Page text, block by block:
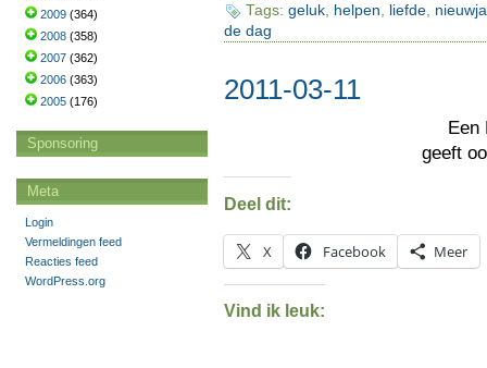
Tags: geluk, helpen, liefde,
de dag
2011-03-11
Een
geeft
Deel dit:
X Facebook Meer
Vind ik leuk:
2009 (364)
2008 (358)
2007 (362)
2006 (363)
2005 (176)
Sponsoring
Meta
Login
Vermeldingen feed
Reacties feed
WordPress.org